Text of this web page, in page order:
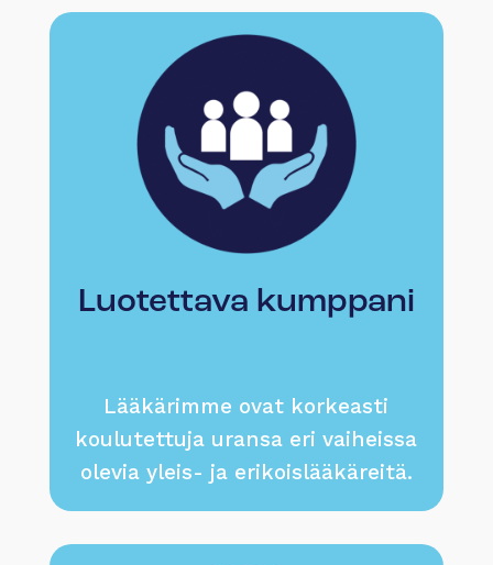
Luotettava kumppani
Lääkärimme ovat korkeasti
koulutettuja uransa eri vaiheissa
olevia yleis- ja erikoislääkäreitä.